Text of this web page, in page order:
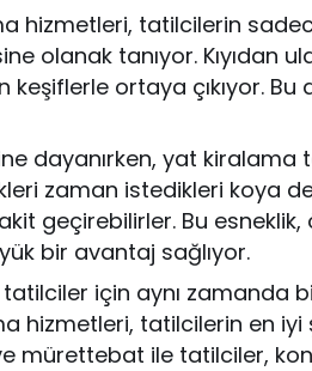
hizmetleri, tatilcilerin
olanak tanıyor. Kıyıdan
keşiflerle ortaya çıkıyor.
dayanırken, yat kiralama
zaman istedikleri koya
geçirebilirler. Bu
bir avantaj sağlıyor.
için aynı zamanda
hizmetleri, tatilcilerin en iyi
mürettebat ile tatilciler,